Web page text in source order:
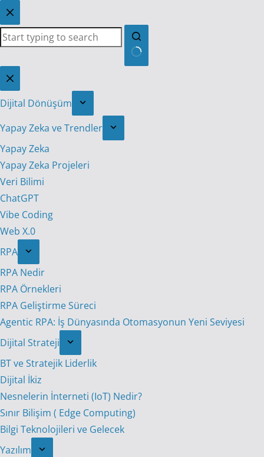
Skip
to
content
No
results
Dijital Dönüşüm
Yapay Zeka ve Trendler
Yapay Zeka
Yapay Zeka Projeleri
Veri Bilimi
ChatGPT
Vibe Coding
Web X.0
RPA
RPA Nedir
RPA Örnekleri
RPA Geliştirme Süreci
Agentic RPA: İş Dünyasında Otomasyonun Yeni Seviyesi
Dijital Strateji
BT ve Stratejik Liderlik
Dijital İkiz
Nesnelerin İnterneti (IoT) Nedir?
Sınır Bilişim ( Edge Computing)
Bilgi Teknolojileri ve Gelecek
Yazılım